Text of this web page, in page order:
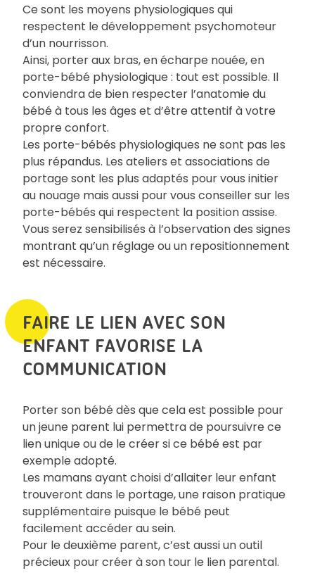
Ce sont les moyens physiologiques qui
respectent le développement psychomoteur
d’un nourrisson.
Ainsi, porter aux bras, en écharpe nouée, en
porte-bébé physiologique : tout est possible. Il
conviendra de bien respecter l’anatomie du
bébé à tous les âges et d’être attentif à votre
propre confort.
Les porte-bébés physiologiques ne sont pas les
plus répandus. Les ateliers et associations de
portage sont les plus adaptés pour vous initier
au nouage mais aussi pour vous conseiller sur les
porte-bébés qui respectent la position assise.
Vous serez sensibilisés à l’observation des signes
montrant qu’un réglage ou un repositionnement
est nécessaire.
FAIRE LE LIEN AVEC SON
ENFANT FAVORISE LA
COMMUNICATION
Porter son bébé dès que cela est possible pour
un jeune parent lui permettra de poursuivre ce
lien unique ou de le créer si ce bébé est par
exemple adopté.
Les mamans ayant choisi d’allaiter leur enfant
trouveront dans le portage, une raison pratique
supplémentaire puisque le bébé peut
facilement accéder au sein.
Pour le deuxième parent, c’est aussi un outil
précieux pour créer à son tour le lien parental.